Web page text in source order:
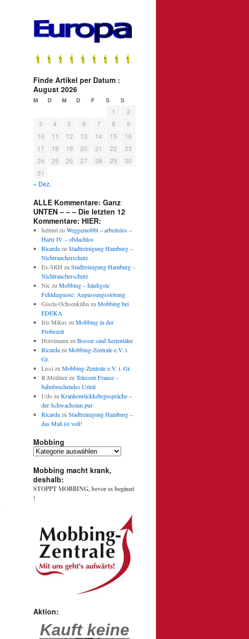
Finde Artikel per Datum :
August 2026
M D M D F S S
1
2
3
4 5 6 7 8
9
10
11 12 13 14 15
16
17
18 19 20 21 22
23
24
25 26 27 28 29
30
31
« Dez.
ALLE Kommentare: Ganz
UNTEN – – – Die letzten 12
Kommentare: HIER:
helmutzu Weggemobbt – arbeitslos –
Hartz IV – obdachlos
Ricardazu Stadtreinigung Hamburg –
Nichtraucherschutz
Ex-SRH zu Stadtreinigung Hamburg –
Nichtraucherschutz
Niczu Mobbing – häufigste
Fehldiagnose: Anpassungsstörung
Gisela Ochsenkühn zu Mobbing bei
EDEKA
Iris Mikus zu Mobbing in der
Probezeit
Horstmann zu Bosser sind Serientäter
Ricardazu Mobbing-Zentrale e.V. i.
Gr.
Lissi zu Mobbing-Zentrale e.V. i. Gr.
R.Meißnerzu Telecom France –
bahnbrechendes Urteil
Udozu Krankenrückkehrgespräche –
der Schwachsinn pur
Ricardazu Stadtreinigung Hamburg –
das Maß ist voll!
Mobbing
Mobbing
Mobbing macht krank,
deshalb:
STOPPT MOBBING, bevor es beginnt
!
Aktion:
Kauft keine